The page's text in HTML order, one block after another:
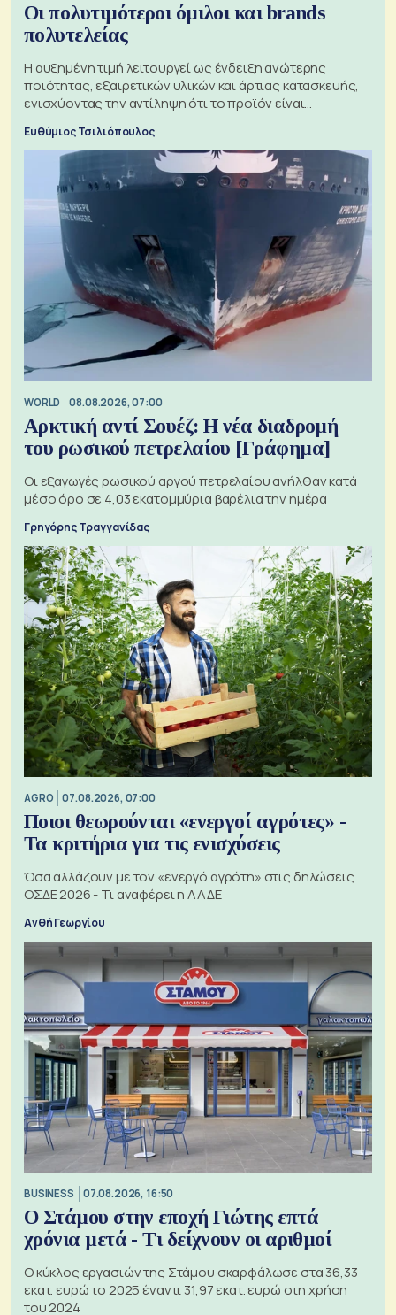
Οι πολυτιμότεροι όμιλοι και brands
πολυτελείας
Η αυξημένη τιμή λειτουργεί ως ένδειξη ανώτερης
ποιότητας, εξαιρετικών υλικών και άρτιας κατασκευής,
ενισχύοντας την αντίληψη ότι το προϊόν είναι
Ευθύμιος Τσιλιόπουλος
WORLD 08.08.2026, 07:00
Αρκτική αντί Σουέζ: Η νέα διαδρομή
του ρωσικού πετρελαίου [Γράφημα]
Οι εξαγωγές ρωσικού αργού πετρελαίου ανήλθαν κατά
μέσο όρο σε 4,03 εκατομμύρια βαρέλια την ημέρα
Γρηγόρης Τραγγανίδας
AGRO 07.08.2026, 07:00
Ποιοι θεωρούνται «ενεργοί αγρότες» -
Τα κριτήρια για τις ενισχύσεις
Όσα αλλάζουν με τον «ενεργό αγρότη» στις δηλώσεις
ΟΣΔΕ 2026 - Τι αναφέρει η ΑΑΔΕ
Ανθή Γεωργίου
BUSINESS 07.08.2026, 16:50
Ο Στάμου στην εποχή Γιώτης επτά
χρόνια μετά - Τι δείχνουν οι αριθμοί
Ο κύκλος εργασιών της Στάμου σκαρφάλωσε στα 36,33
εκατ. ευρώ το 2025 έναντι 31,97 εκατ. ευρώ στη χρήση
του 2024